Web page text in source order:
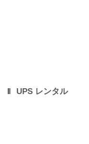
UPS レンタル